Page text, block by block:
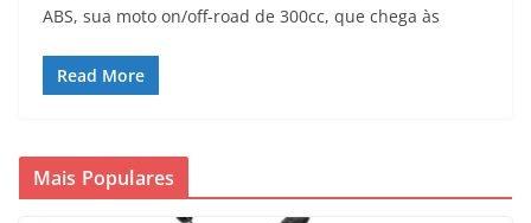
ABS, sua moto on/off-road de 300cc, que chega às
Read More
Mais Populares